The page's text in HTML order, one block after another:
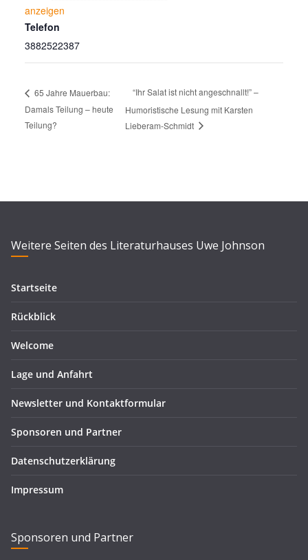
anzeigen
Telefon
3882522387
65 Jahre Mauerbau:
Damals Teilung – heute
Teilung?
“Ihr Salat ist nicht angeschnallt!” –
Humoristische Lesung mit Karsten
Lieberam-Schmidt
Weitere Seiten des Literaturhauses Uwe Johnson
Startseite
Rückblick
Welcome
Lage und Anfahrt
Newsletter und Kontaktformular
Sponsoren und Partner
Datenschutzerklärung
Impressum
Sponsoren und Partner